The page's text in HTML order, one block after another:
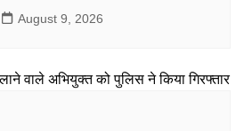
August 9, 2026